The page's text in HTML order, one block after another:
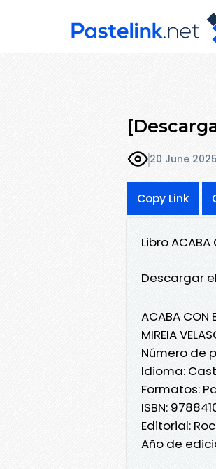
20 June 2025
Copy Link
Libro ACABA
Descargar
ACABA CON
MIREIA
Número de
Idioma:
Formatos:
ISBN:
Editorial:
Año de